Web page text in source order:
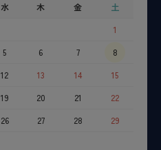
水 木 金
土
1
5 6 7
8
12 13 14
15
19 20 21
22
26 27 28
29